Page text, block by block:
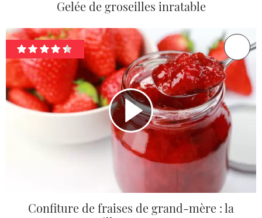
Gelée de groseilles inratable
Confiture de fraises de grand-mère : la